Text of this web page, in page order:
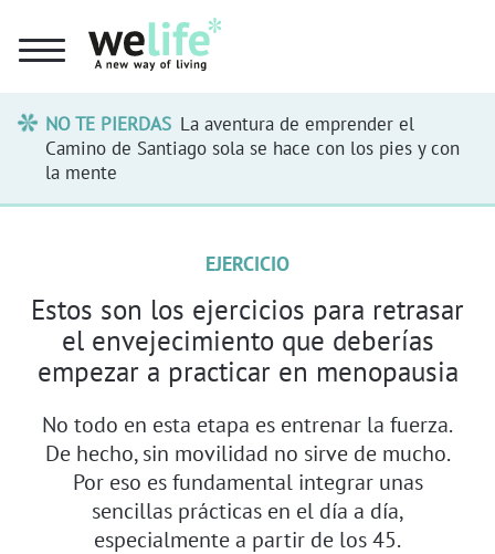
NO TE PIERDAS La aventura de emprender el
Camino de Santiago sola se hace con los pies y con
la mente
EJERCICIO
Estos son los ejercicios para retrasar
el envejecimiento que deberías
empezar a practicar en menopausia
No todo en esta etapa es entrenar la fuerza.
De hecho, sin movilidad no sirve de mucho.
Por eso es fundamental integrar unas
sencillas prácticas en el día a día,
especialmente a partir de los 45.